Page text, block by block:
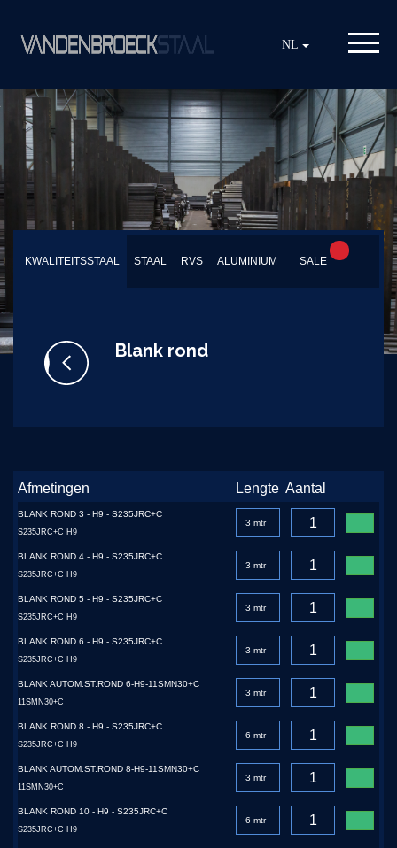
NL
KWALITEITSSTAAL STAAL RVS ALUMINIUM SALE
Blank rond
Afmetingen Lengte Aantal
BLANK ROND 3 - H9 - S235JRC+C
S235JRC+C H9
BLANK ROND 4 - H9 - S235JRC+C
S235JRC+C H9
BLANK ROND 5 - H9 - S235JRC+C
S235JRC+C H9
BLANK ROND 6 - H9 - S235JRC+C
S235JRC+C H9
BLANK AUTOM.ST.ROND 6-H9-11SMN30+C
11SMN30+C
BLANK ROND 8 - H9 - S235JRC+C
S235JRC+C H9
BLANK AUTOM.ST.ROND 8-H9-11SMN30+C
11SMN30+C
BLANK ROND 10 - H9 - S235JRC+C
S235JRC+C H9